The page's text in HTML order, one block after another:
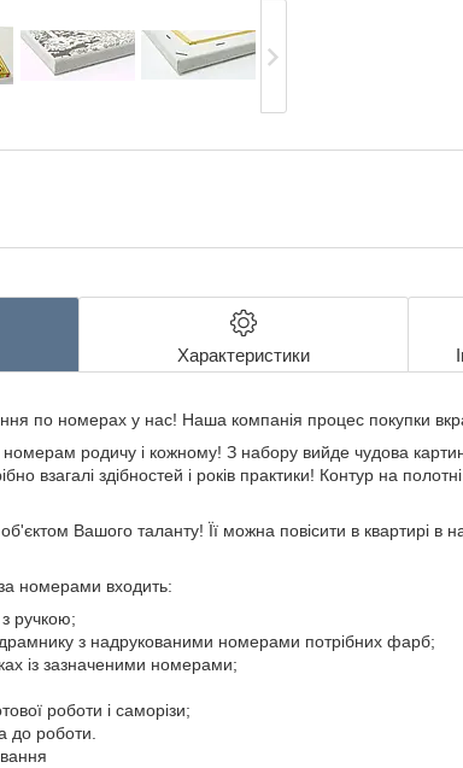
Характеристики
по номерах у нас! Наша компанія процес покупки
родичу і кожному! З набору вийде чудова
взагалі здібностей і років практики! Контур на
Вашого таланту! Її можна повісити в квартирі в
номерами входить:
ручкою;
з надрукованими номерами потрібних фарб;
із зазначеними номерами;
роботи і саморізи;
до роботи.